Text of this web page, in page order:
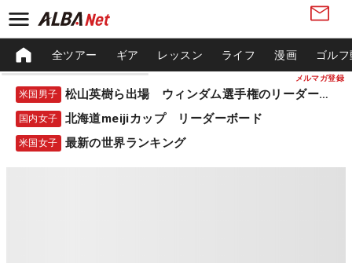
メルマガ登録
全ツアー ギア レッスン ライフ 漫画 ゴル
米国男子 松山英樹ら出場 ウィンダム選手権のリーダーボード
国内女子 北海道meijiカップ リーダーボード
米国女子 最新の世界ランキング